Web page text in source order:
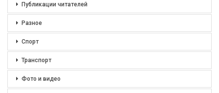
Публикации читателей
Разное
Спорт
Транспорт
Фото и видео